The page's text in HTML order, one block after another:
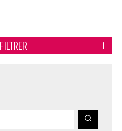
FILTRER